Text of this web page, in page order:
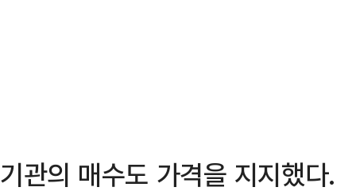
기관의 매수도 가격을 지지했다.